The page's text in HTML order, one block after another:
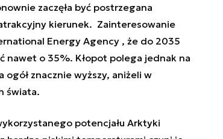
zaczęła być postrzegana
kierunek. Zainteresowanie
Energy Agency , że do 2035
nawet o 35%. Kłopot polega jednak na
znacznie wyższy, aniżeli w
świata.
potencjału Arktyki